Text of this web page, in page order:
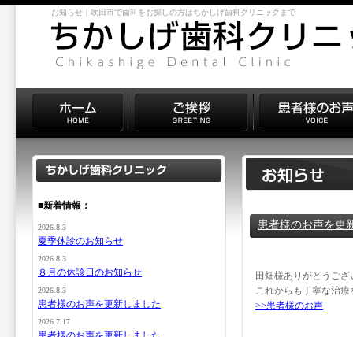
お知らせ｜吹田市で歯科をお探しの方はちかしげ歯科クリニックまで
患者様のお声を更
田畑様ありがとうござ
これからも丁寧な治
>>患者様のお声
■新着情報：
2026.8.3
夏季休診のお知らせ
2026.8.3
８月の休診日のお知らせ
2026.8.3
患者様のお声を更新しました
2026.7.17